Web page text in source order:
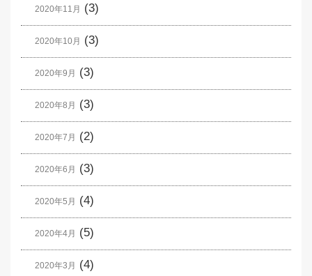
2020年11月 (3)
2020年10月 (3)
2020年9月 (3)
2020年8月 (3)
2020年7月 (2)
2020年6月 (3)
2020年5月 (4)
2020年4月 (5)
2020年3月 (4)